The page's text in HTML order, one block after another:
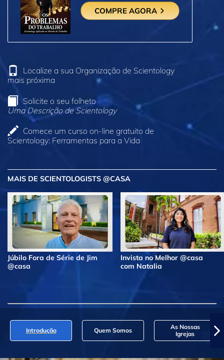
COMPRE AGORA
Localize a sua Organização de Scientology
mais próxima
Solicite o seu folheto
Uma Descrição de Scientology
Comece um curso on‑line gratuito de
Scientology: Ferramentas para a Vida
MAIS DE SCIENTOLOGISTS @CASA
Júbilo Fora de Série de Jim
@casa
Invista no Melhor @casa
com Natalia
Introdução Quem Somos
As Nossas
Igrejas